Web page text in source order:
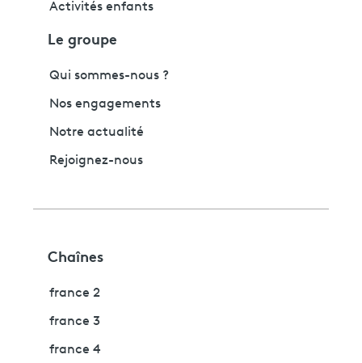
Activités enfants
Le groupe
Qui sommes-nous ?
Nos engagements
Notre actualité
Rejoignez-nous
Chaînes
france 2
france 3
france 4